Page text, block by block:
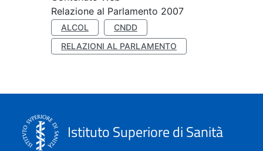
Relazione al Parlamento 2007
ALCOL
CNDD
RELAZIONI AL PARLAMENTO
Istituto Superiore di Sanità